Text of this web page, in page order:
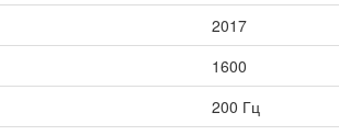
2017
1600
200 Гц